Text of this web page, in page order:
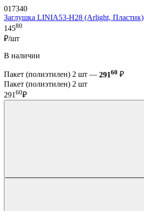
017340
Заглушка LINIA53-H28 (Arlight, Пластик)
14580
₽/шт
В наличии
Пакет (полиэтилен) 2 шт — 29160 ₽
Пакет (полиэтилен) 2 шт
291 60₽